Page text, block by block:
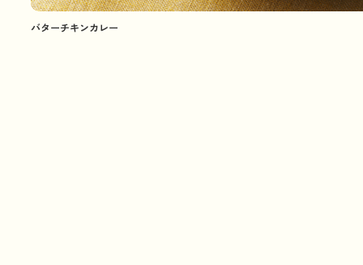
バターチキンカレー